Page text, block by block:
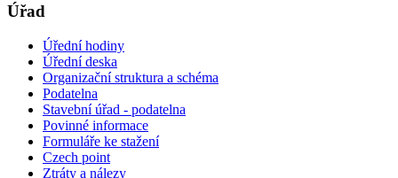
Úřad
Úřední hodiny
Úřední deska
Organizační struktura a schéma
Podatelna
Stavební úřad - podatelna
Povinné informace
Formuláře ke stažení
Czech point
Ztráty a nálezy